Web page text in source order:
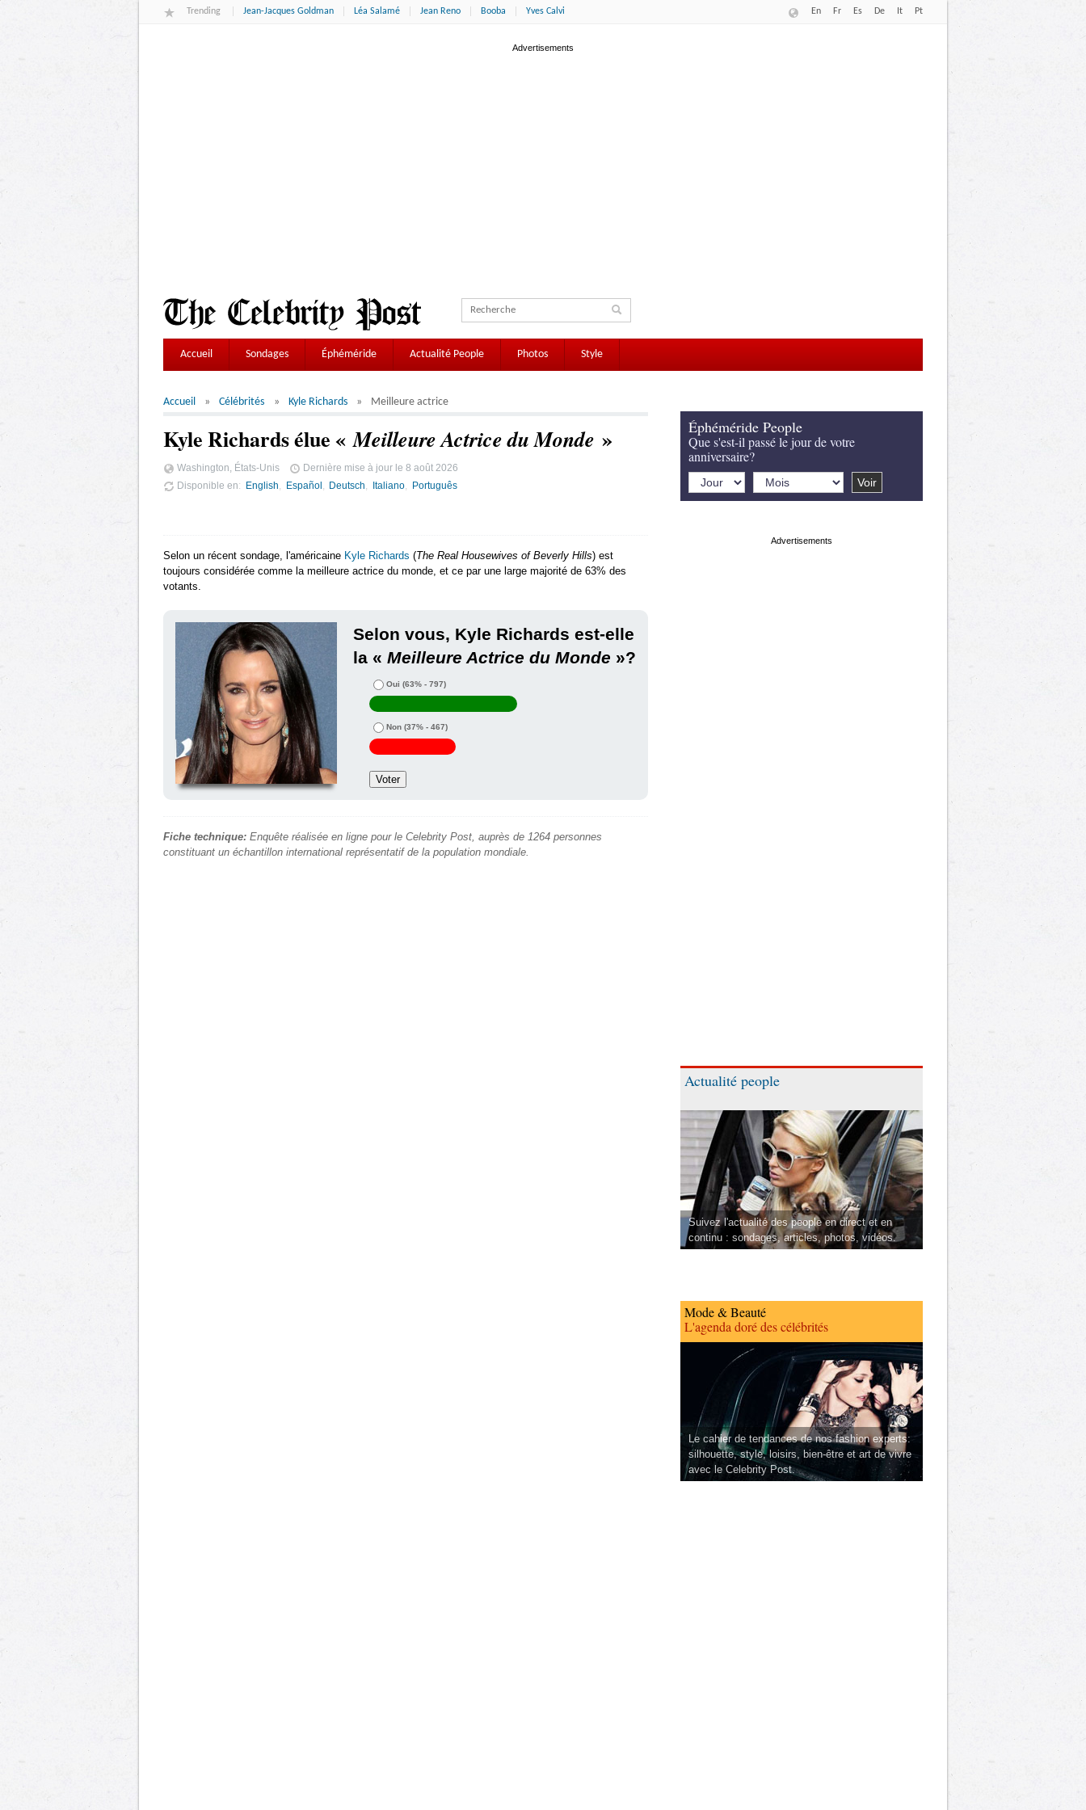
Trending Jean-Jacques Goldman Léa Salamé Jean Reno Booba Yves Calvi En Fr Es De It Pt
Accueil Sondages Éphéméride Actualité People Photos Style
Accueil Célébrités Kyle Richards Meilleure actrice
Kyle Richards élue «Meilleure Actrice du Monde »
Washington, États-Unis Dernière mise à jour le 8 août 2026
Disponible en
English Español Deutsch Italiano Português
Selon un récent sondage, l'américaine Kyle Richards (The Real Housewives of Beverly Hills) est
toujours considérée comme la meilleure actrice du monde, et ce par une large majorité de 63% des
votants.
Selon vous, Kyle Richards est-elle
la « Meilleure Actrice du Monde »?
Oui (63% - 797)
Non (37% - 467)
Fiche technique: Enquête réalisée en ligne pour le Celebrity Post, auprès de 1264 personnes
constituant un échantillon international représentatif de la population mondiale.
Éphéméride People
Que s'est-il passé le jour de votre
anniversaire?
Actualité people
Suivez l'actualité des people en direct et en
continu : sondages, articles, photos, vidéos.
Mode & Beauté
L'agenda doré des célébrités
Le cahier de tendances de nos fashion experts:
silhouette, style, loisirs, bien-être et art de vivre
avec le Celebrity Post.